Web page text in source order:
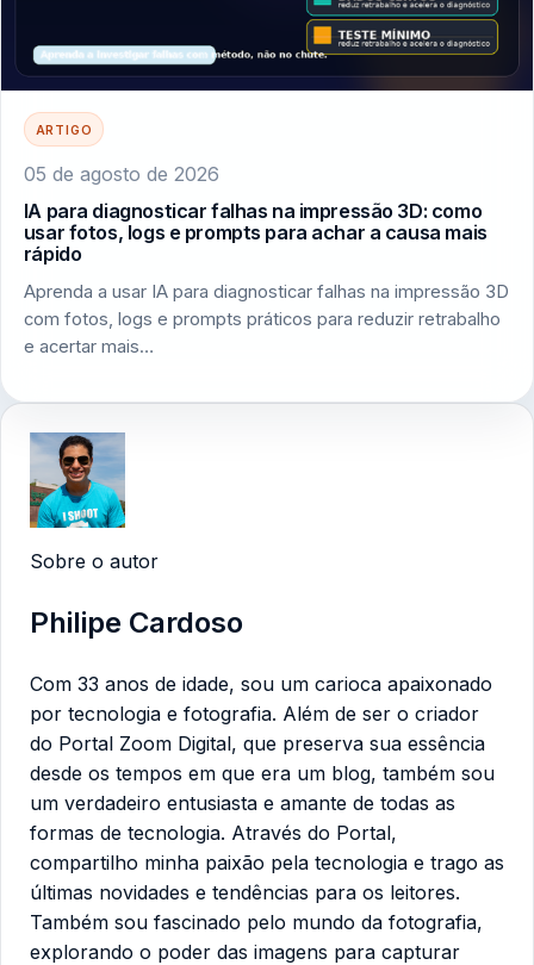
ARTIGO
05 de agosto de 2026
IA para diagnosticar falhas na impressão 3D: como
usar fotos, logs e prompts para achar a causa mais
rápido
Aprenda a usar IA para diagnosticar falhas na impressão 3D
com fotos, logs e prompts práticos para reduzir retrabalho
e acertar mais…
Sobre o autor
Philipe Cardoso
Com 33 anos de idade, sou um carioca apaixonado
por tecnologia e fotografia. Além de ser o criador
do Portal Zoom Digital, que preserva sua essência
desde os tempos em que era um blog, também sou
um verdadeiro entusiasta e amante de todas as
formas de tecnologia. Através do Portal,
compartilho minha paixão pela tecnologia e trago as
últimas novidades e tendências para os leitores.
Também sou fascinado pelo mundo da fotografia,
explorando o poder das imagens para capturar